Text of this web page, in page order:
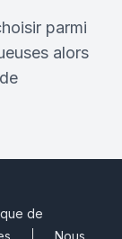
parmi
alors
de
Nous